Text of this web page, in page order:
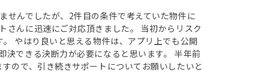
せんでしたが、2件目の条件で考えていた物件に
さんに迅速にご対応頂きました。 当初からリスク
やはり良いと思える物件は、アプリ上でも公開
決できる決断力が必要になると思います。 半年前
ので、引き続きサポートについてお願いしたいと